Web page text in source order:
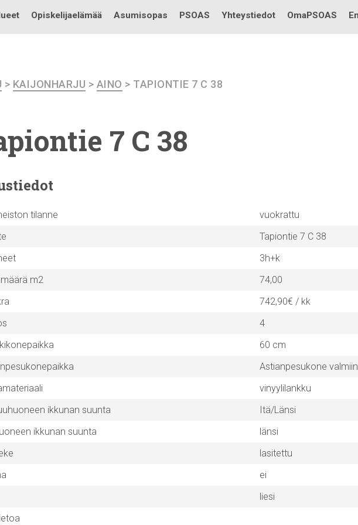
Testi
Opiskelijaelämää Asumisopas PSOAS Yhteystiedot OmaPSOAS
> KAIJONHARJU > AINO > TAPIONTIE 7 C 38
7 C 38
tilanne
vuokrattu
Tapiontie 7 C 38
3h+k
m2
74,00
742,90€ / kk
4
60 cm
Astianpesukone
vinyylilankku
ikkunan suunta
Itä/Länsi
ikkunan suunta
länsi
lasitettu
ei
liesi